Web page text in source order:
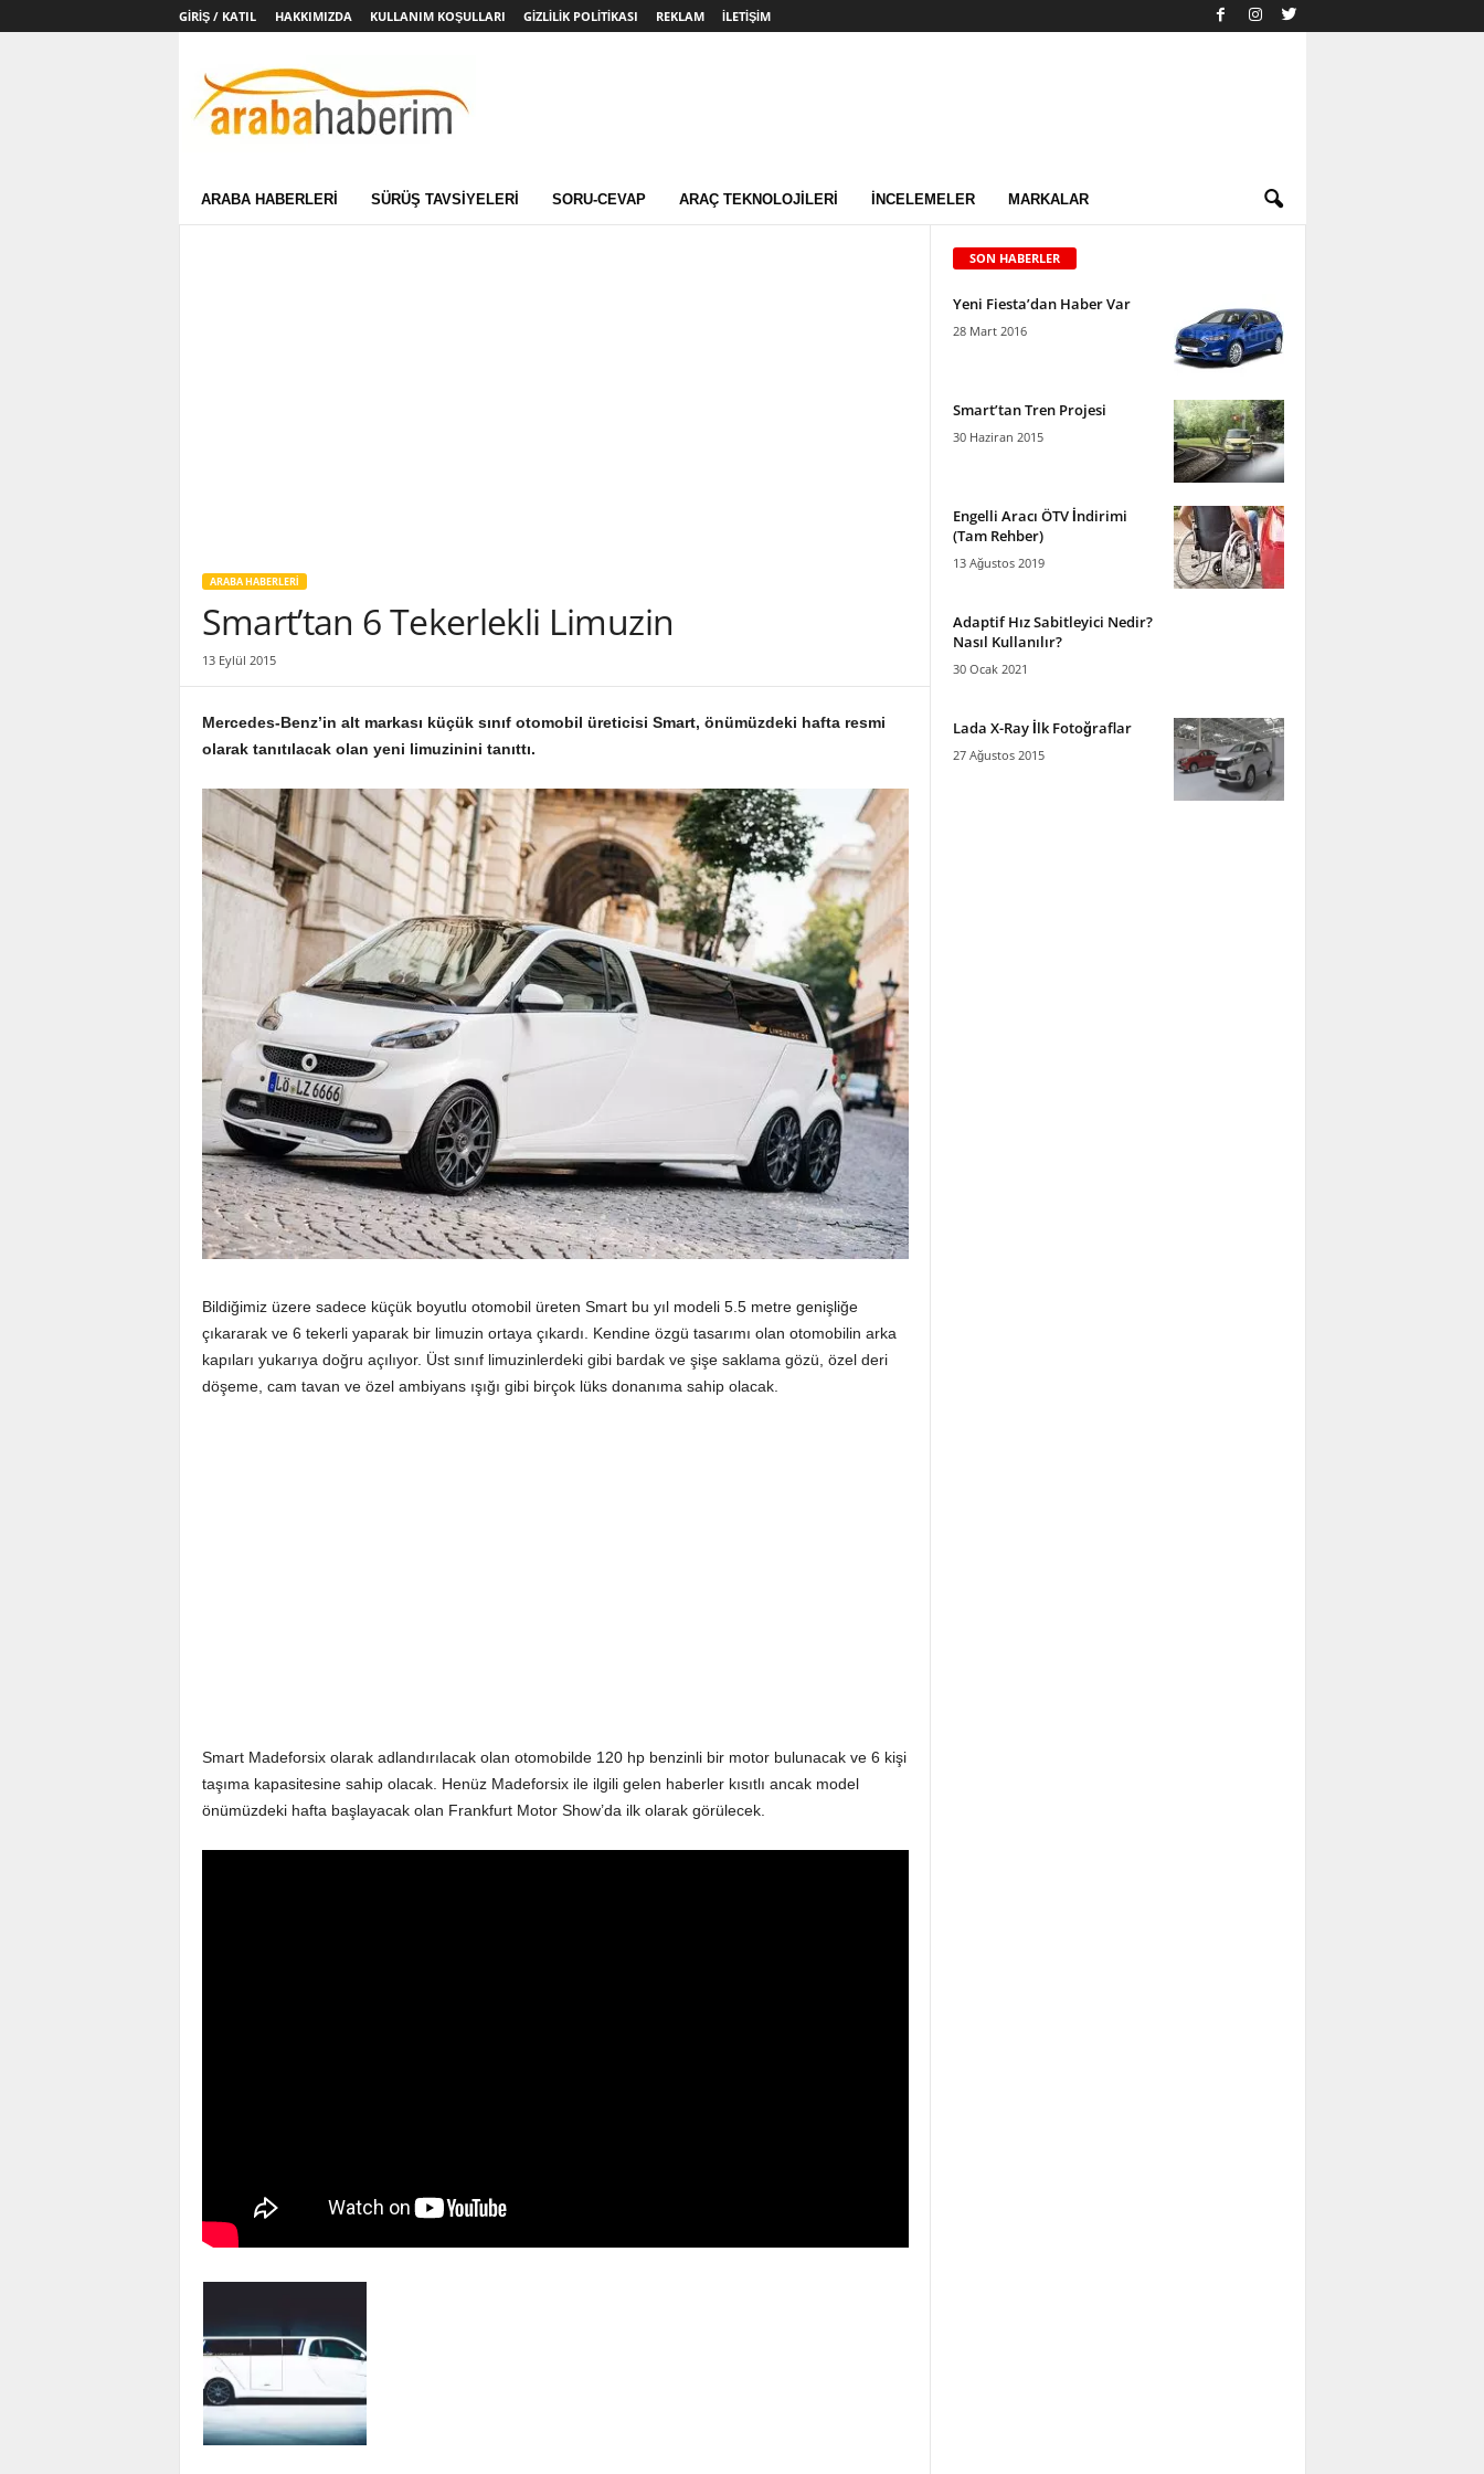
GIRIŞ / KATIL HAKKIMIZDA KULLANIM KOŞULLARI GIZLILIK POLITIKASI REKLAM İLETIŞIM
ARABA HABERLERI SÜRÜŞ TAVSIYELERI SORU-CEVAP ARAÇ TEKNOLOJILERI İNCELEMELER MARKALAR
ARABA HABERLERI
Smart’tan 6 Tekerlekli Limuzin
13 Eylül 2015
Mercedes-Benz’in alt markası küçük sınıf otomobil üreticisi Smart, önümüzdeki hafta resmi
olarak tanıtılacak olan yeni limuzinini tanıttı.
Bildiğimiz üzere sadece küçük boyutlu otomobil üreten Smart bu yıl modeli 5.5 metre genişliğe
çıkararak ve 6 tekerli yaparak bir limuzin ortaya çıkardı. Kendine özgü tasarımı olan otomobilin arka
kapıları yukarıya doğru açılıyor. Üst sınıf limuzinlerdeki gibi bardak ve şişe saklama gözü, özel deri
döşeme, cam tavan ve özel ambiyans ışığı gibi birçok lüks donanıma sahip olacak.
Smart Madeforsix olarak adlandırılacak olan otomobilde 120 hp benzinli bir motor bulunacak ve 6 kişi
taşıma kapasitesine sahip olacak. Henüz Madeforsix ile ilgili gelen haberler kısıtlı ancak model
önümüzdeki hafta başlayacak olan Frankfurt Motor Show’da ilk olarak görülecek.
SON HABERLER
Yeni Fiesta’dan Haber Var
28 Mart 2016
Smart’tan Tren Projesi
30 Haziran 2015
Engelli Aracı ÖTV İndirimi
(Tam Rehber)
13 Ağustos 2019
Adaptif Hız Sabitleyici Nedir?
Nasıl Kullanılır?
30 Ocak 2021
Lada X-Ray İlk Fotoğraflar
27 Ağustos 2015